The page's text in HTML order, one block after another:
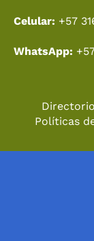
Celular: +57
WhatsApp:
Políticas